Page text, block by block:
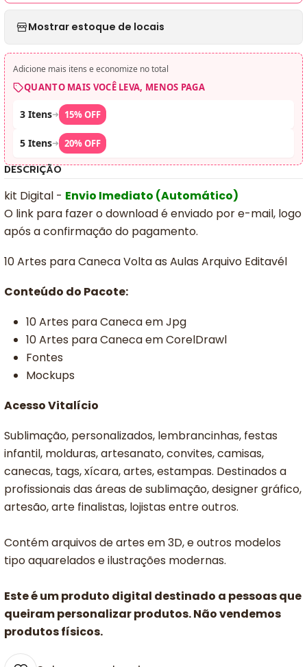
Mostrar estoque de locais
Adicione mais itens e economize no total
QUANTO MAIS VOCÊ LEVA, MENOS PAGA
3 Itens➜ 15% OFF
5 Itens➜ 20% OFF
DESCRIÇÃO
kit Digital - Envio Imediato (Automático)
O link para fazer o download é enviado por e-mail, logo
após a confirmação do pagamento.
10 Artes para Caneca Volta as Aulas Arquivo Editavél
Conteúdo do Pacote:
10 Artes para Caneca em Jpg
10 Artes para Caneca em CorelDrawl
Fontes
Mockups
Acesso Vitalício
Sublimação, personalizados, lembrancinhas, festas
infantil, molduras, artesanato, convites, camisas,
canecas, tags, xícara, artes, estampas. Destinados a
profissionais das áreas de sublimação, designer gráfico,
artesão, arte finalistas, lojistas entre outros.
Contém arquivos de artes em 3D, e outros modelos
tipo aquarelados e ilustrações modernas.
Este é um produto digital destinado a pessoas que
queiram personalizar produtos. Não vendemos
produtos físicos.